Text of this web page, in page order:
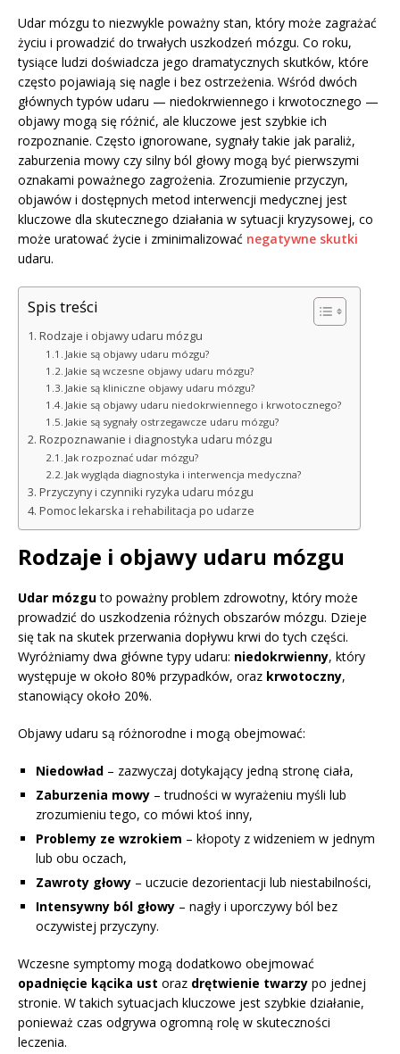
Udar mózgu to niezwykle poważny stan, który może zagrażać
życiu i prowadzić do trwałych uszkodzeń mózgu. Co roku,
tysiące ludzi doświadcza jego dramatycznych skutków, które
często pojawiają się nagle i bez ostrzeżenia. Wśród dwóch
głównych typów udaru — niedokrwiennego i krwotocznego —
objawy mogą się różnić, ale kluczowe jest szybkie ich
rozpoznanie. Często ignorowane, sygnały takie jak paraliż,
zaburzenia mowy czy silny ból głowy mogą być pierwszymi
oznakami poważnego zagrożenia. Zrozumienie przyczyn,
objawów i dostępnych metod interwencji medycznej jest
kluczowe dla skutecznego działania w sytuacji kryzysowej, co
może uratować życie i zminimalizować negatywne skutki
udaru.
Spis treści
Rodzaje i objawy udaru mózgu
Jakie są objawy udaru mózgu?
Jakie są wczesne objawy udaru mózgu?
Jakie są kliniczne objawy udaru mózgu?
Jakie są objawy udaru niedokrwiennego i krwotocznego?
Jakie są sygnały ostrzegawcze udaru mózgu?
Rozpoznawanie i diagnostyka udaru mózgu
Jak rozpoznać udar mózgu?
Jak wygląda diagnostyka i interwencja medyczna?
Przyczyny i czynniki ryzyka udaru mózgu
Pomoc lekarska i rehabilitacja po udarze
Rodzaje i objawy udaru mózgu
Udar mózguto poważny problem zdrowotny, który może
prowadzić do uszkodzenia różnych obszarów mózgu. Dzieje
się tak na skutek przerwania dopływu krwi do tych części.
Wyróżniamy dwa główne typy udaru: niedokrwienny, który
występuje w około 80% przypadków, oraz krwotoczny,
stanowiący około 20%.
Objawy udaru są różnorodne i mogą obejmować:
Niedowład – zazwyczaj dotykający jedną stronę ciała,
Zaburzenia mowy – trudności w wyrażeniu myśli lub
zrozumieniu tego, co mówi ktoś inny,
Problemy ze wzrokiem – kłopoty z widzeniem w jednym
lub obu oczach,
Zawroty głowy – uczucie dezorientacji lub niestabilności,
Intensywny ból głowy – nagły i uporczywy ból bez
oczywistej przyczyny.
Wczesne symptomy mogą dodatkowo obejmować
opadnięcie kącika ust oraz drętwienie twarzy po jednej
stronie. W takich sytuacjach kluczowe jest szybkie działanie,
ponieważ czas odgrywa ogromną rolę w skuteczności
leczenia.